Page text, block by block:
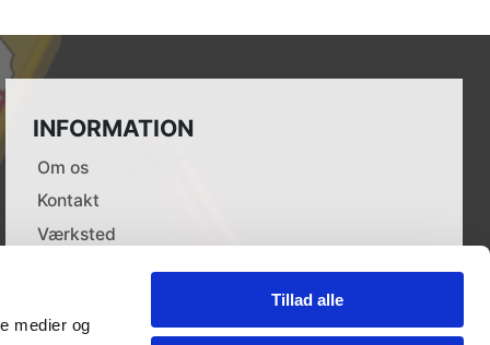
medier og
Tillad alle
INFORMATION
Om os
Kontakt
Værksted
Forhandlere